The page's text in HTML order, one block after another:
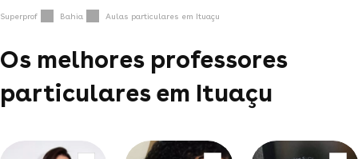
Superprof Bahia Aulas particulares em Ituaçu
Os melhores professores
particulares em Ituaçu